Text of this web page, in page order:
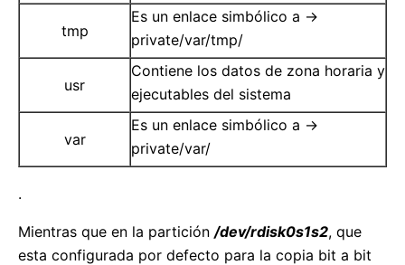
tmp
Es un enlace simbólico a ->
private/var/tmp/
usr
Contiene los datos de zona horaria y
ejecutables del sistema
var
Es un enlace simbólico a ->
private/var/
.
Mientras que en la partición /dev/rdisk0s1s2, que
esta configurada por defecto para la copia bit a bit